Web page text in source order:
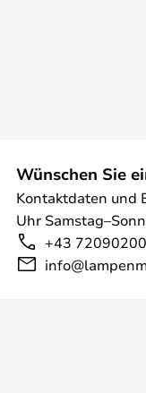
Wünschen Sie
Kontaktdaten und
Uhr
+43